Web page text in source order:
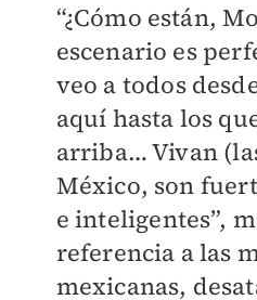
“¿Cómo están,
escenario es
veo a todos
aquí hasta los
arriba… Vivan
México, son
e inteligentes”,
referencia a las
mexicanas,